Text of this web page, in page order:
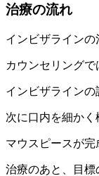
治療の流れ
インビザライン
カウンセリングで
インビザラインの
次に口内を細かく
マウスピースが完
治療のあと、目標